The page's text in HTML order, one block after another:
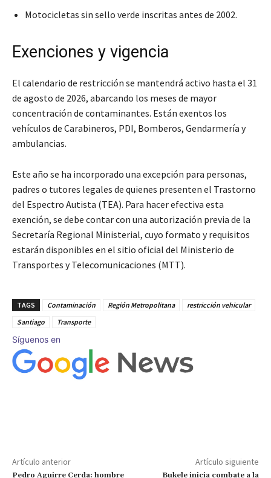
Motocicletas sin sello verde inscritas antes de 2002.
Exenciones y vigencia
El calendario de restricción se mantendrá activo hasta el 31
de agosto de 2026, abarcando los meses de mayor
concentración de contaminantes. Están exentos los
vehículos de Carabineros, PDI, Bomberos, Gendarmería y
ambulancias.
Este año se ha incorporado una excepción para personas,
padres o tutores legales de quienes presenten el Trastorno
del Espectro Autista (TEA). Para hacer efectiva esta
exención, se debe contar con una autorización previa de la
Secretaría Regional Ministerial, cuyo formato y requisitos
estarán disponibles en el sitio oficial del Ministerio de
Transportes y Telecomunicaciones (MTT).
TAGS Contaminación Región Metropolitana
restricción vehicular
Santiago
Transporte
Síguenos en
Artículo anterior
Pedro Aguirre Cerda: hombre
Artículo siguiente
Bukele inicia combate a la